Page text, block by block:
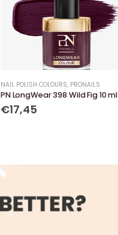
NAIL POLISH COLOURS, PRONAILS
PN LongWear 398 Wild Fig 10 ml
€17,45